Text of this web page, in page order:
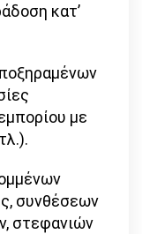
κατ’
με
συνθέσεων
στεφανιών